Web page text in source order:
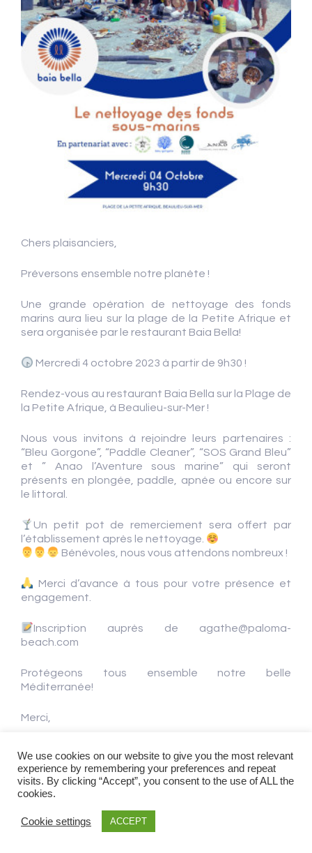
Chers plaisanciers,
Préversons ensemble notre planète !
Une gr​ande opération de nettoyage des fonds
marins aura lieu sur la plage de la Petite Afrique et
sera organisée par le restaurant Baia Bella!
Mercredi 4 octobre 2023 à partir de 9h30 !
Rendez-vous au restaurant Baia Bella sur la Plage de
la Petite Afrique, à Beaulieu-sur-Mer !
Nous vous invitons à rejoindre leurs partenaires :
“Bleu Gorgone”, “Paddle Cleaner”, “SOS Grand Bleu”
et ” Anao l’Aventure sous marine” qui seront
présents en plongée, paddle, apnée ou encore sur
le littoral.
Un petit pot de remerciement sera offert par
l’établissement après le nettoyage.
Bénévoles, nous vous attendons nombreux !
Merci d’avance à tous pour votre présence et
engagement.
Inscription auprès de agathe@paloma-
beach.com
Protégeons tous ensemble notre belle
Méditerranée!
Merci,
LA CAPITAINERIE DU PORT DE BEAULIEU PLAISANCE
Copyright © 2024 Port de Beaulieu|
We use cookies on our website to give you the most relevant
experience by remembering your preferences and repeat
visits. By clicking “Accept”, you consent to the use of ALL the
cookies.
Cookie settings ACCEPT